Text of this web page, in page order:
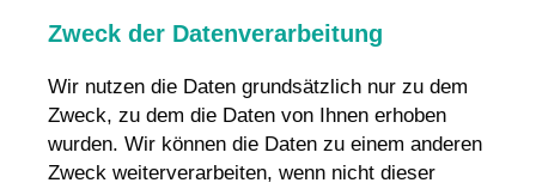
Zweck der Datenverarbeitung
Wir nutzen die Daten grundsätzlich nur zu dem
Zweck, zu dem die Daten von Ihnen erhoben
wurden. Wir können die Daten zu einem anderen
Zweck weiterverarbeiten, wenn nicht dieser